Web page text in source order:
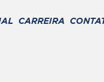
CARREIRA